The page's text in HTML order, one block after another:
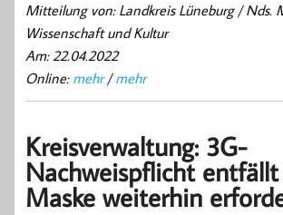
Mitteilung von: Landkreis Lüneburg / Nds.
Wissenschaft und Kultur
Am: 22.04.2022
Online: mehr/mehr
Kreisverwaltung: 3G-
Nachweispflicht entfällt
Maske weiterhin